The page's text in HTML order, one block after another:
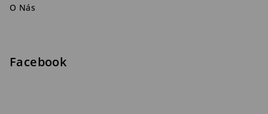
O Nás
Facebook